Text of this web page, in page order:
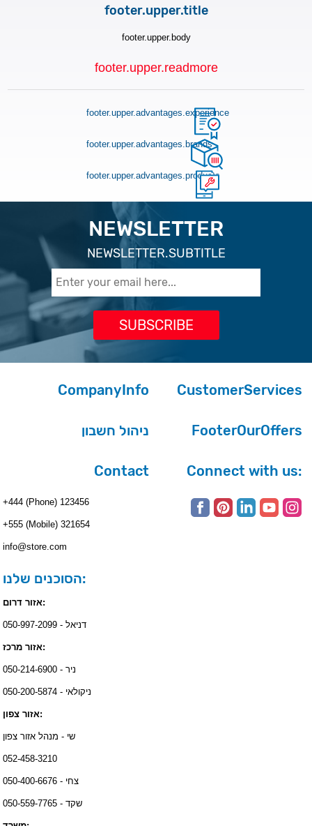
footer.upper.title
footer.upper.body
footer.upper.readmore
footer.upper.advantages.experience
footer.upper.advantages.brands
footer.upper.advantages.products
NEWSLETTER
NEWSLETTER.SUBTITLE
CompanyInfo CustomerServices
ניהול חשבון FooterOurOffers
Contact
+444 (Phone) 123456
+555 (Mobile) 321654
info@store.com
הסוכנים שלנו:
אזור דרום:
דניאל - 050-997-2099
אזור מרכז:
ניר - 050-214-6900
ניקולאי - 050-200-5874
אזור צפון:
שי - מנהל אזור צפון
052-458-3210
צחי - 050-400-6676
שקד - 050-559-7765
Connect with us: